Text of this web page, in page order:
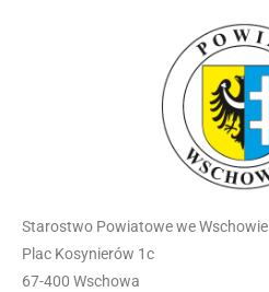
Starostwo Powiatowe we Wschowie
Plac Kosynierów 1c
67-400 Wschowa